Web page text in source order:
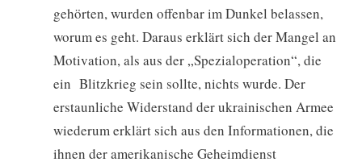
gehörten, wurden offenbar im Dunkel belassen,
worum es geht. Daraus erklärt sich der Mangel an
Motivation, als aus der „Spezialoperation“, die
ein Blitzkrieg sein sollte, nichts wurde. Der
erstaunliche Widerstand der ukrainischen Armee
wiederum erklärt sich aus den Informationen, die
ihnen der amerikanische Geheimdienst